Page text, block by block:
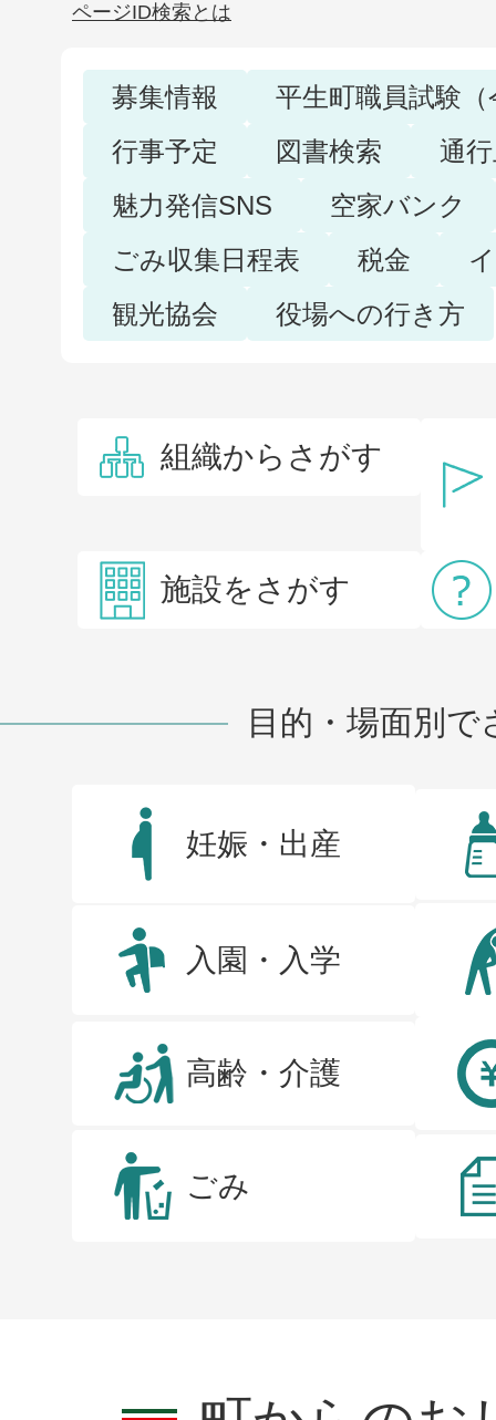
ページID検索とは
募集情報
平生町職員試験
行事予定
図書検索
通
魅力発信SNS
空家バンク
ごみ収集日程表
税金
観光協会
役場への行き方
組織からさがす
施設をさがす
目的・場面別で
妊娠・出産
入園・入学
高齢・介護
ごみ